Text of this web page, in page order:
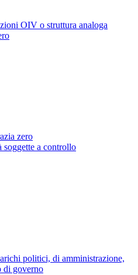
OIV o struttura analoga
zero
soggette a controllo
politici, di amministrazione,
di governo